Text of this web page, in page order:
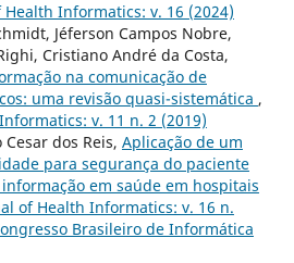
Health Informatics: v. 16 (2024)
Jéferson Campos Nobre,
Cristiano André da Costa,
na comunicação de
uma revisão quasi-sistemática ,
v. 11 n. 2 (2019)
dos Reis, Aplicação de um
para segurança do paciente
em saúde em hospitais
of Health Informatics: v. 16 n.
Brasileiro de Informática